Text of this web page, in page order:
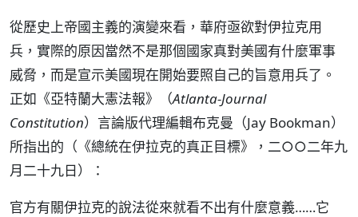
從歷史上帝國主義的演變來看，華府亟欲對伊拉克用
兵，實際的原因當然不是那個國家真對美國有什麼軍事
威脅，而是宣示美國現在開始要照自己的旨意用兵了。
正如《亞特蘭大憲法報》（Atlanta-Journal
Constitution）言論版代理編輯布克曼（Jay Bookman）
所指出的（《總統在伊拉克的真正目標》，二○○二年九
月二十九日）：
官方有關伊拉克的說法從來就看不出有什麼意義……它